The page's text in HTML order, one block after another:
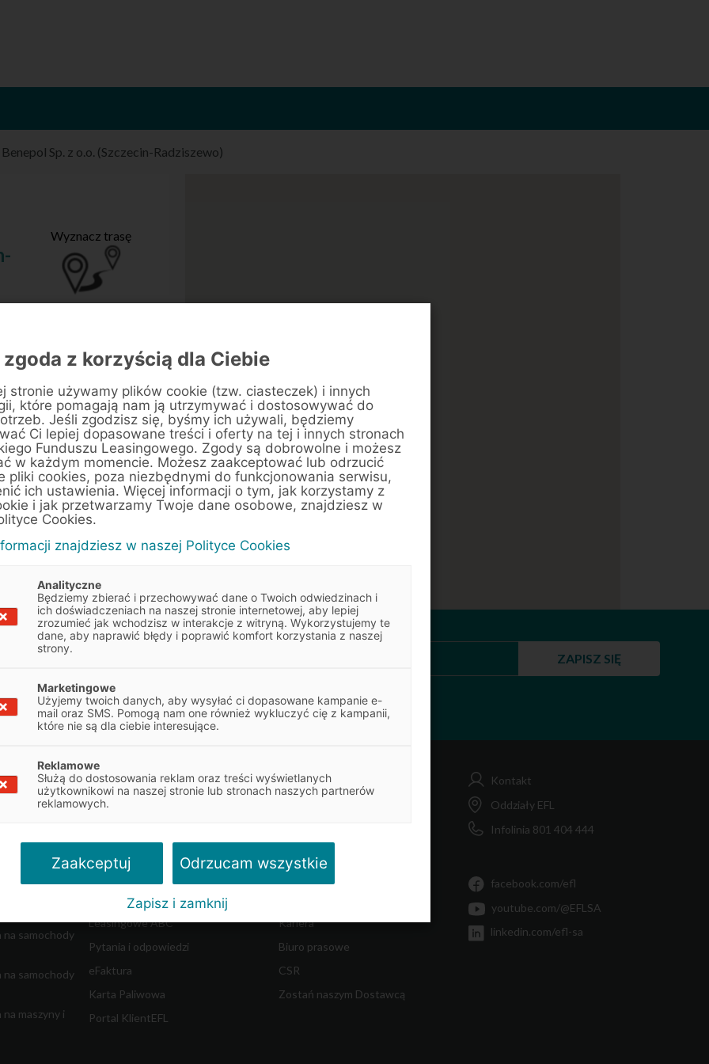
Benepol Sp. z o.o. (Szczecin-Radziszewo)
Wyznacz trasę
które pomogą
ZAPISZ SIĘ
Obowiązek informacyjny
ciężkich
na samochody
na samochody
maszyny i
Obsługa klienta
Obsługa umowy
Centrum Likwidacji Szkód
Leasing Swobodny
Leasingowe ABC
Pytania i odpowiedzi
eFaktura
Karta Paliwowa
Portal KlientEFL
O firmie
Blog - Biznes i Ty
Kariera
Biuro prasowe
CSR
Zostań naszym Dostawcą
Kontakt
Oddziały EFL
Infolinia 801 404 444
facebook.com/efl
youtube.com/@EFLSA
linkedin.com/efl-sa
z korzyścią dla Ciebie
stronie używamy plików cookie (tzw. ciasteczek) i innych
które pomagają nam ją utrzymywać i dostosowywać do
Jeśli zgodzisz się, byśmy ich używali, będziemy
Ci lepiej dopasowane treści i oferty na tej i innych stronach
Funduszu Leasingowego. Zgody są dobrowolne i możesz
w każdym momencie. Możesz zaakceptować lub odrzucić
pliki cookies, poza niezbędnymi do funkcjonowania serwisu,
ich ustawienia. Więcej informacji o tym, jak korzystamy z
i jak przetwarzamy Twoje dane osobowe, znajdziesz w
Cookies.
znajdziesz w naszej Polityce Cookies
Analityczne
Będziemy zbierać i przechowywać dane o Twoich odwiedzinach i
ich doświadczeniach na naszej stronie internetowej, aby lepiej
zrozumieć jak wchodzisz w interakcje z witryną. Wykorzystujemy te
dane, aby naprawić błędy i poprawić komfort korzystania z naszej
strony.
Marketingowe
Użyjemy twoich danych, aby wysyłać ci dopasowane kampanie e-
mail oraz SMS. Pomogą nam one również wykluczyć cię z kampanii,
które nie są dla ciebie interesujące.
Reklamowe
Służą do dostosowania reklam oraz treści wyświetlanych
użytkownikowi na naszej stronie lub stronach naszych partnerów
reklamowych.
Zaakceptuj Odrzucam wszystkie
Zapisz i zamknij